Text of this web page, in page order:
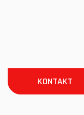
KONTAKT